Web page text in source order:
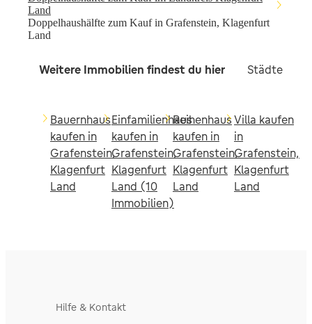
Land
Doppelhaushälfte zum Kauf in Grafenstein, Klagenfurt
Land
Weitere Immobilien findest du hier Städte in
Bauernhaus
kaufen in
Grafenstein,
Klagenfurt
Land
Einfamilienhaus
kaufen in
Grafenstein,
Klagenfurt
Land (10
Immobilien)
Reihenhaus
kaufen in
Grafenstein,
Klagenfurt
Land
Villa kaufen
in
Grafenstein,
Klagenfurt
Land
Hilfe & Kontakt